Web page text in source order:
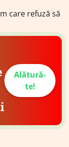
care refuză să
Alătură-
te!